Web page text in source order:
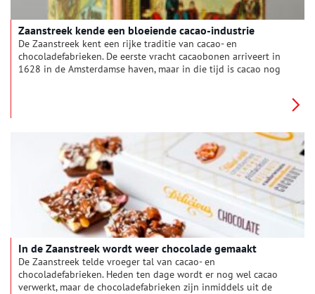
Zaanstreek kende een bloeiende cacao-industrie
De Zaanstreek kent een rijke traditie van cacao- en
chocoladefabrieken. De eerste vracht cacaobonen arriveert in
1628 in de Amsterdamse haven, maar in die tijd is cacao nog
negentiende eeuw op gang. Thijs de Gooijer, die de cacao-
industrie langs de Zaan in kaart bracht, noemt Wormerveer een
cacaodorp.
In de Zaanstreek wordt weer chocolade gemaakt
De Zaanstreek telde vroeger tal van cacao- en
chocoladefabrieken. Heden ten dage wordt er nog wel cacao
verwerkt, maar de chocoladefabrieken zijn inmiddels uit de